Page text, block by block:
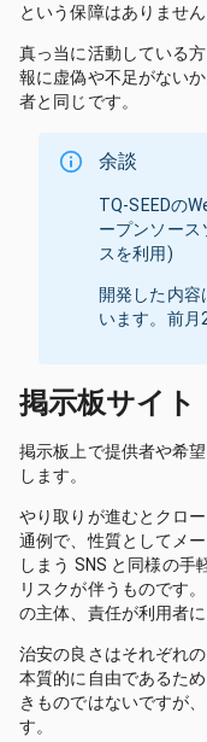
という保障はありません
真っ当に活動している
報に虚偽や不足がない
者と同じです。
余談
TQ-SEEDの
ープンソース
スを利用)
開発した内容
います。前
掲示板サイト
掲示板上で提供者や希
します。
やり取りが進むとクロ
通例で、性質としてメ
しまう SNS と同様の
リスクが伴うものです
の主体、責任が利用者
治安の良さはそれぞれ
本質的に自由であるた
きものではないですが
す。